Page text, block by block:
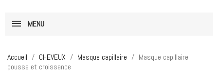
MENU
Accueil CHEVEUX Masque capillaire
Masque capillaire
pousse et croissance